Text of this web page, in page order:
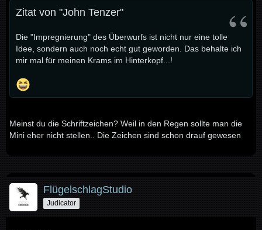
Zitat von "John Tenzer"
Die "Impregnierung" des Überwurfs ist nicht nur eine tolle
Idee, sondern auch noch echt gut geworden. Das behalte ich
mir mal für meinen Krams im Hinterkopf...!
Meinst du die Schriftzeichen? Weil in den Regen sollte man die
Mini eher nicht stellen.. Die Zeichen sind schon drauf gewesen
FlügelschlagStudio
Judicator